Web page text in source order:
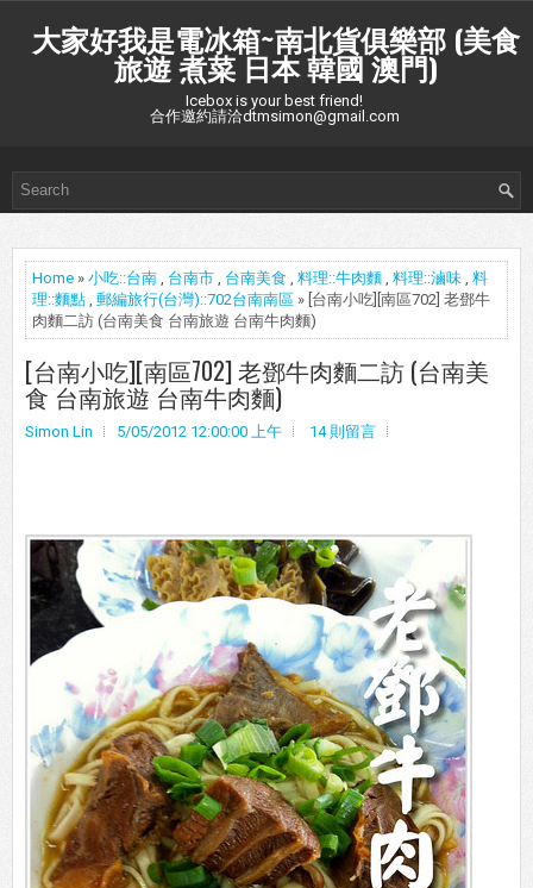
大家好我是電冰箱~南北貨俱樂部 (美食
旅遊 煮菜 日本 韓國 澳門)
Icebox is your best friend!
合作邀約請洽dtmsimon@gmail.com
Home » 小吃::台南 , 台南市 , 台南美食 , 料理::牛肉麵 , 料理::滷味 , 料
理::麵點 , 郵編旅行(台灣)::702台南南區 » [台南小吃][南區702] 老鄧牛
肉麵二訪 (台南美食 台南旅遊 台南牛肉麵)
[台南小吃][南區702] 老鄧牛肉麵二訪 (台南美
食 台南旅遊 台南牛肉麵)
Simon Lin 5/05/2012 12:00:00 上午 14 則留言